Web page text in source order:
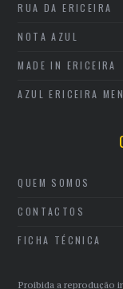
RUA DA ERICEIRA
NOTA AZUL
MADE IN ERICEIRA
AZUL ERICEIRA
QUEM SOMOS
CONTACTOS
FICHA TÉCNICA
Proibida a reprodução